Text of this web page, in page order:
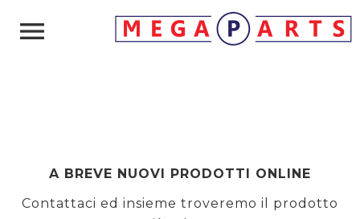

A BREVE NUOVI PRODOTTI ONLINE
Contattaci ed insieme troveremo il prodotto